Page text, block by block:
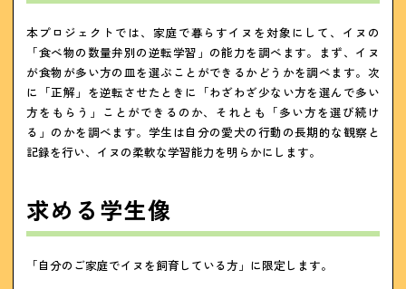
本プロジェクトでは、家庭で暮らすイヌを対象にして、イヌの
「食べ物の数量弁別の逆転学習」の能力を調べます。まず、イヌ
が食物が多い方の皿を選ぶことができるかどうかを調べます。次
に「正解」を逆転させたときに「わざわざ少ない方を選んで多い
方をもらう」ことができるのか、それとも「多い方を選び続け
る」のかを調べます。学生は自分の愛犬の行動の長期的な観察と
記録を行い、イヌの柔軟な学習能力を明らかにします。
求める学生像
「自分のご家庭でイヌを飼育している方」に限定します。